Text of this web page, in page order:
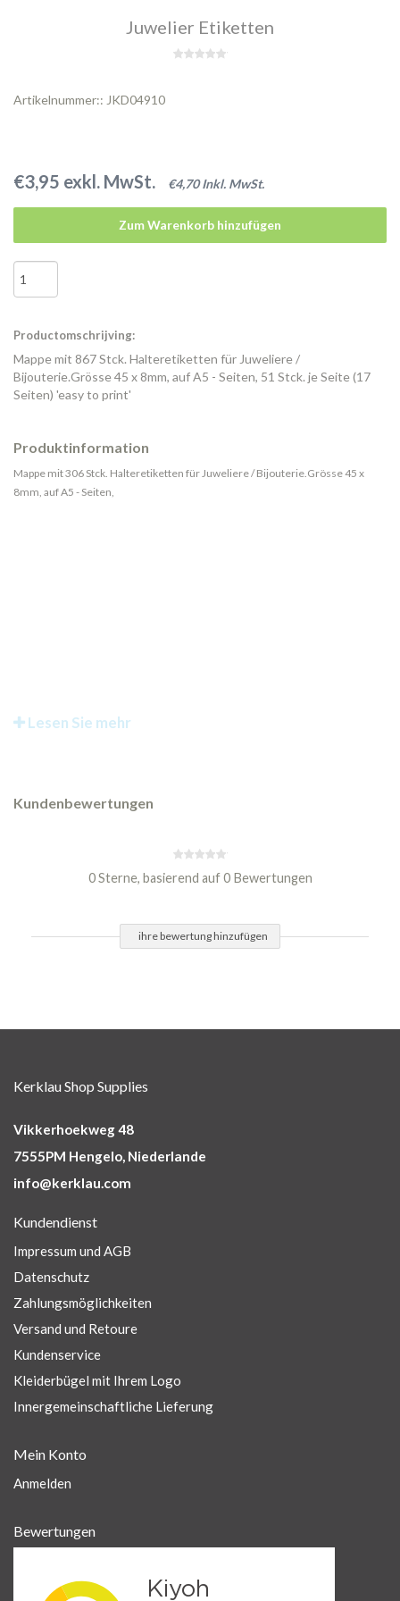
Juwelier Etiketten
Artikelnummer:: JKD04910
€3,95 exkl. MwSt. €4,70 Inkl. MwSt.
Zum Warenkorb hinzufügen
Productomschrijving:
Mappe mit 867 Stck. Halteretiketten für Juweliere /
Bijouterie.Grösse 45 x 8mm, auf A5 - Seiten, 51 Stck. je Seite (17
Seiten) 'easy to print'
Produktinformation
Mappe mit 306 Stck. Halteretiketten für Juweliere / Bijouterie.Grösse 45 x
8mm, auf A5 - Seiten,
Lesen Sie mehr
Kundenbewertungen
0 Sterne, basierend auf 0 Bewertungen
ihre bewertung hinzufügen
Kerklau Shop Supplies
Vikkerhoekweg 48
7555PM Hengelo, Niederlande
info@kerklau.com
Kundendienst
Impressum und AGB
Datenschutz
Zahlungsmöglichkeiten
Versand und Retoure
Kundenservice
Kleiderbügel mit Ihrem Logo
Innergemeinschaftliche Lieferung
Mein Konto
Anmelden
Bewertungen